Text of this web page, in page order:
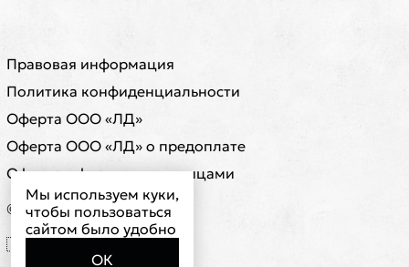
Правовая информация
Политика конфиденциальности
Оферта ООО «ЛД»
Оферта ООО «ЛД» о предоплате
Оферта с физическими лицами
© ООО "ЛД"
🇷🇺 RUB ₽
Мы используем куки,
чтобы пользоваться
сайтом было удобно
ОК